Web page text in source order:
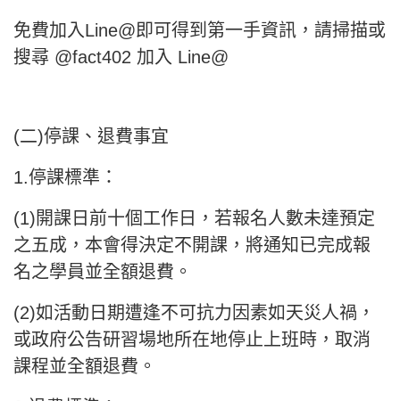
免費加入Line@即可得到第一手資訊，請掃描或
搜尋 @fact402 加入 Line@
(二)停課、退費事宜
1.停課標準：
(1)開課日前十個工作日，若報名人數未達預定
之五成，本會得決定不開課，將通知已完成報
名之學員並全額退費。
(2)如活動日期遭逢不可抗力因素如天災人禍，
或政府公告研習場地所在地停止上班時，取消
課程並全額退費。